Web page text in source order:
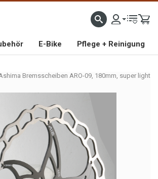
FAHRRAD- UND MOFAERSATZTEILEN SEIT 1993
E-Bike Pflege + Reinigung
Bremsscheiben ARO-09, 180mm, super light